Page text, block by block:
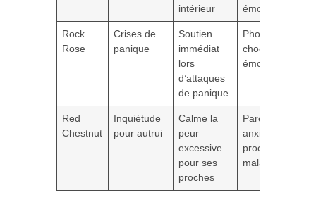
intérieur
émotionnelle
Rock
Rose
Crises de
panique
Soutien
immédiat
lors
d’attaques
de panique
Phobies,
choc
émotionnel
Red
Chestnut
Inquiétude
pour autrui
Calme la
peur
excessive
pour ses
proches
Parents
anxieux,
proches
malades